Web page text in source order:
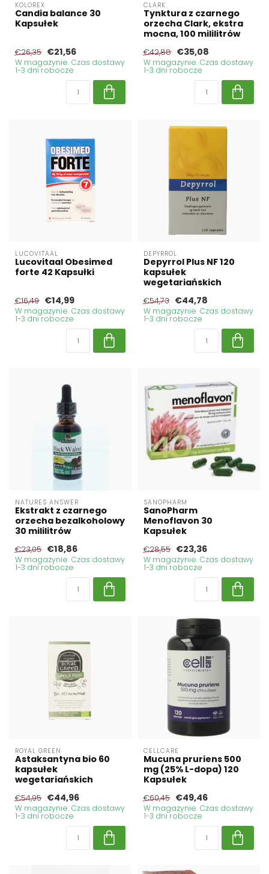
KOLOREX
Candia balance 30
Kapsułek
€26,35 €21,56
W magazynie. Czas dostawy
1-3 dni robocze
CLARK
Tynktura z czarnego
orzecha Clark, ekstra
mocna, 100 mililitrów
€42,88 €35,08
W magazynie. Czas dostawy
1-3 dni robocze
LUCOVITAAL
Lucovitaal Obesimed
forte 42 Kapsułki
€16,49 €14,99
W magazynie. Czas dostawy
1-3 dni robocze
DEPYRROL
Depyrrol Plus NF 120
kapsułek
wegetariańskich
€54,73 €44,78
W magazynie. Czas dostawy
1-3 dni robocze
NATURES ANSWER
Ekstrakt z czarnego
orzecha bezalkoholowy
30 mililitrów
€23,05 €18,86
W magazynie. Czas dostawy
1-3 dni robocze
SANOPHARM
SanoPharm
Menoflavon 30
Kapsułek
€28,55 €23,36
W magazynie. Czas dostawy
1-3 dni robocze
ROYAL GREEN
Astaksantyna bio 60
kapsułek
wegetariańskich
€54,95 €44,96
W magazynie. Czas dostawy
1-3 dni robocze
CELLCARE
Mucuna pruriens 500
mg (25% L-dopa) 120
Kapsułek
€60,45 €49,46
W magazynie. Czas dostawy
1-3 dni robocze